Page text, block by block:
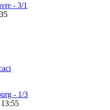
- 3/1
- 1/3